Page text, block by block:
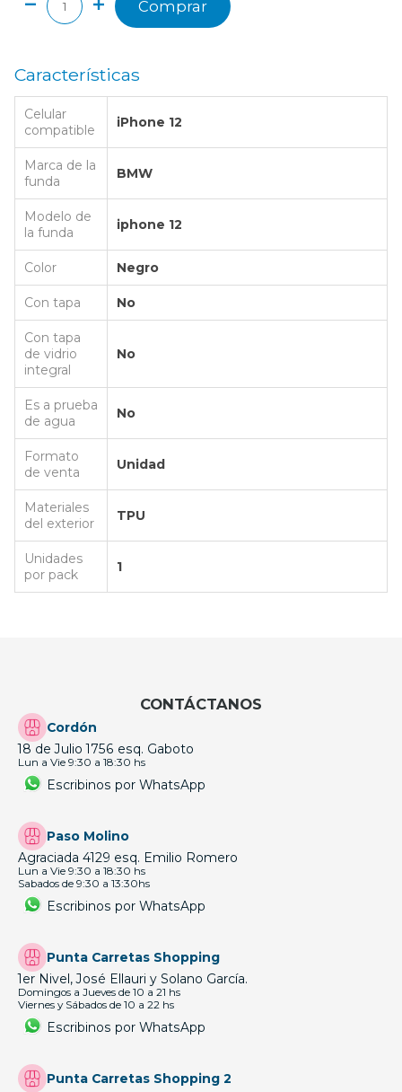
Comprar
Características
Celular
compatible
iPhone 12
Marca de la
funda
BMW
Modelo de
la funda
iphone 12
Color Negro
Con tapa No
Con tapa
de vidrio
integral
No
Es a prueba
de agua
No
Formato
de venta
Unidad
Materiales
del exterior
TPU
Unidades
por pack
1
CONTÁCTANOS
Cordón
18 de Julio 1756 esq. Gaboto
Lun a Vie 9:30 a 18:30 hs
Escribinos por WhatsApp
Paso Molino
Agraciada 4129 esq. Emilio Romero
Lun a Vie 9:30 a 18:30 hs
Sabados de 9:30 a 13:30hs
Escribinos por WhatsApp
Punta Carretas Shopping
1er Nivel, José Ellauri y Solano García.
Domingos a Jueves de 10 a 21 hs
Viernes y Sábados de 10 a 22 hs
Escribinos por WhatsApp
Punta Carretas Shopping 2